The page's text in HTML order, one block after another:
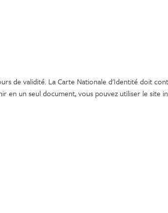
de validité. La Carte Nationale d'Identité doit
en un seul document, vous pouvez utiliser le site